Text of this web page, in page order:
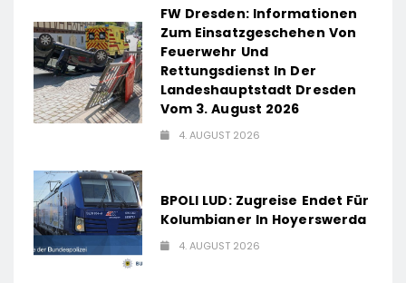
FW Dresden: Informationen
Zum Einsatzgeschehen Von
Feuerwehr Und
Rettungsdienst In Der
Landeshauptstadt Dresden
Vom 3. August 2026
4. AUGUST 2026
BPOLI LUD: Zugreise Endet Für
Kolumbianer In Hoyerswerda
4. AUGUST 2026